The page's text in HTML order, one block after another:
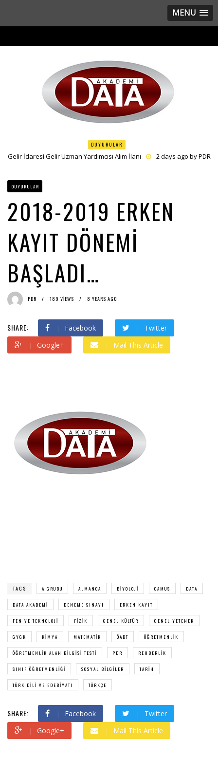
MENU
DUYURULAR
Gelir İdaresi Gelir Uzman Yardımcısı Alım İlanı 2 days ago byPDR
Önlisans – Lise Geometri ve Sözel Mantık Grupları Açılmıştı
ago by
PDR
Merkezi Finans ve İhale Birimi Uzman Alım İlanı
2 days ago by
DUYURULAR
2018-2019 ERKEN
KAYIT DÖNEMI
BAŞLADI…
PDR 189 VIEWS 8 YEARS AGO
SHARE: Facebook
Twitter
Google+
Mail This Article
TAGS A GRUBU ALMANCA BIYOLOJI CAMUS DATA
DATA AKADEMI DENEME SINAVI ERKEN KAYIT
FEN VE TEKNOLOJI FIZIK GENEL KÜLTÜR GENEL YETENEK
GYGK KIMYA MATEMATIK ÖABT ÖĞRETMENLIK
ÖĞRETMENLIK ALAN BILGISI TESTI PDR REHBERLIK
SINIF ÖĞRETMENLIĞI SOSYAL BILGILER TARIH
TÜRK DILI VE EDEBIYATI TÜRKÇE
SHARE: Facebook
Twitter
Google+
Mail This Article